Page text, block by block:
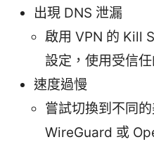
出現 DNS 泄漏
啟用 VPN 的 Kill
設定，使用受信任
速度過慢
嘗試切換到不同
WireGuard 或